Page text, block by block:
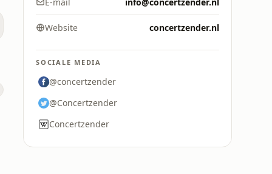
Website concertzender.nl
SOCIALE MEDIA
@concertzender
@Concertzender
Concertzender